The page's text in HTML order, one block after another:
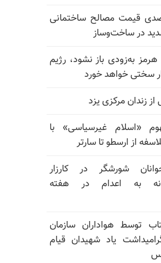
۱۰۰ درصدی قیمت مصالح ساختمانی
در ساخت‌وساز
هرمز به‌زودی باز نشود، رژیم
سختی خواهد خورد
از زندان مرکزی یزد
«اسلام غیرسیاسی» با
از ارسطو تا سارتر
شورشگر در کارزار
به اعدام در هفته
توسط هواداران سازمان
یاد شهیدان قیام